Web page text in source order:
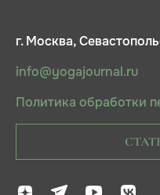
г. Москва,
info@yogajournal.ru
Политика обработки